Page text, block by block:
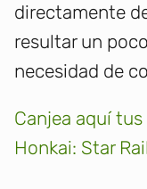
directamente
resultar un
necesidad de
Canjea aquí
Honkai: Star Rail